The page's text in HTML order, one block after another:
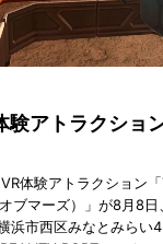
験アトラクシ
体験アトラクション
ブマーズ）」が8月8
浜市西区みなとみらい